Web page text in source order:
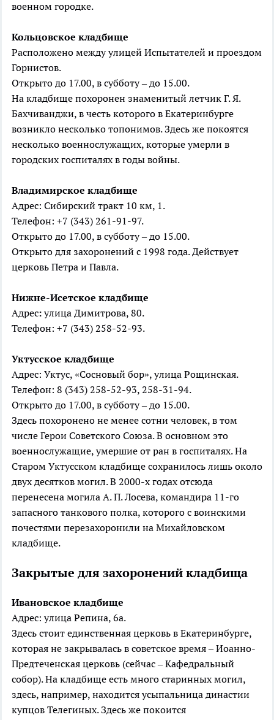
военном городке.
Кольцовское кладбище
Расположено между улицей Испытателей и проездом
Горнистов.
Открыто до 17.00, в субботу – до 15.00.
На кладбище похоронен знаменитый летчик Г. Я.
Бахчиванджи, в честь которого в Екатеринбурге
возникло несколько топонимов. Здесь же покоятся
несколько военнослужащих, которые умерли в
городских госпиталях в годы войны.
Владимирское кладбище
Адрес: Сибирский тракт 10 км, 1.
Телефон: +7 (343) 261-91-97.
Открыто до 17.00, в субботу – до 15.00.
Открыто для захоронений с 1998 года. Действует
церковь Петра и Павла.
Нижне-Исетское кладбище
Адрес: улица Димитрова, 80.
Телефон: +7 (343) 258-52-93.
Уктусское кладбище
Адрес: Уктус, «Сосновый бор», улица Рощинская.
Телефон: 8 (343) 258-52-93, 258-31-94.
Открыто до 17.00, в субботу – до 15.00.
Здесь похоронено не менее сотни человек, в том
числе Герои Советского Союза. В основном это
военнослужащие, умершие от ран в госпиталях. На
Старом Уктусском кладбище сохранилось лишь около
двух десятков могил. В 2000-х годах отсюда
перенесена могила А. П. Лосева, командира 11-го
запасного танкового полка, которого с воинскими
почестями перезахоронили на Михайловском
кладбище.
Закрытые для захоронений кладбища
Ивановское кладбище
Адрес: улица Репина, 6а.
Здесь стоит единственная церковь в Екатеринбурге,
которая не закрывалась в советское время – Иоанно-
Предтеченская церковь (сейчас – Кафедральный
собор). На кладбище есть много старинных могил,
здесь, например, находится усыпальница династии
купцов Телегиных. Здесь же покоится